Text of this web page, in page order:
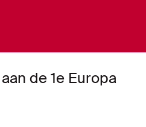
de 1e Europa